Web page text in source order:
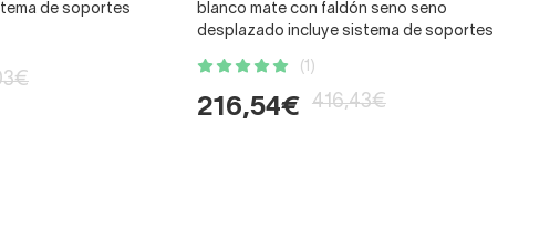
de soportes
blanco mate con faldón seno seno
desplazado incluye sistema de soportes
(1)
216,54€ 416,43€